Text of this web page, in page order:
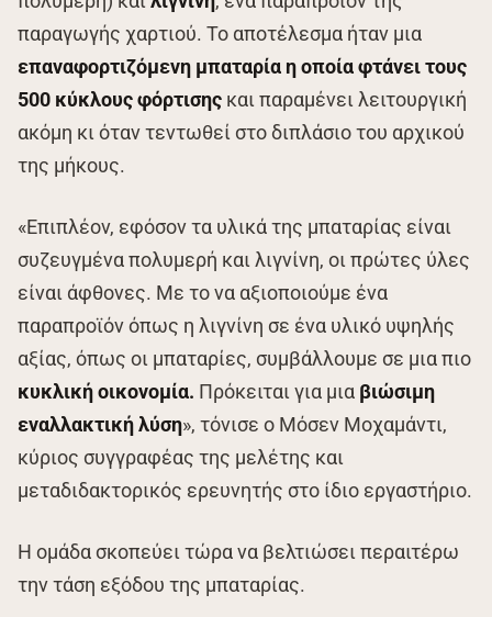
παραγωγής χαρτιού. Το αποτέλεσμα ήταν μια
επαναφορτιζόμενη μπαταρία η οποία φτάνει τους
500 κύκλους φόρτισης και παραμένει λειτουργική
ακόμη κι όταν τεντωθεί στο διπλάσιο του αρχικού
της μήκους.
«Επιπλέον, εφόσον τα υλικά της μπαταρίας είναι
συζευγμένα πολυμερή και λιγνίνη, οι πρώτες ύλες
είναι άφθονες. Με το να αξιοποιούμε ένα
παραπροϊόν όπως η λιγνίνη σε ένα υλικό υψηλής
αξίας, όπως οι μπαταρίες, συμβάλλουμε σε μια πιο
κυκλική οικονομία. Πρόκειται για μια βιώσιμη
εναλλακτική λύση», τόνισε ο Μόσεν Μοχαμάντι,
κύριος συγγραφέας της μελέτης και
μεταδιδακτορικός ερευνητής στο ίδιο εργαστήριο.
Η ομάδα σκοπεύει τώρα να βελτιώσει περαιτέρω
την τάση εξόδου της μπαταρίας.